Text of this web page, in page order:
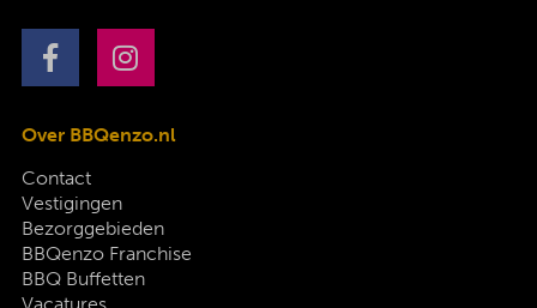
Over BBQenzo.nl
Contact
Vestigingen
Bezorggebieden
BBQenzo Franchise
BBQ Buffetten